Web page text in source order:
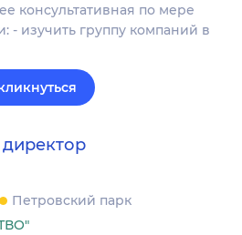
консультативная по мере
- изучить группу компаний в
Петровский парк